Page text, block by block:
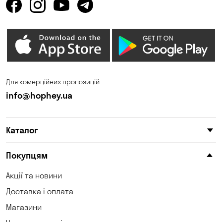
Для комерційних пропозицій
info@hophey.ua
Каталог
Покупцям
Акції та новини
Доставка і оплата
Магазини